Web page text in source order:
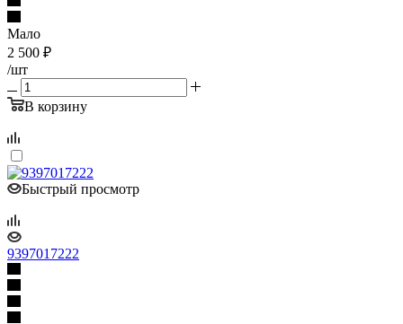
Мало
2 500 ₽
/шт
В корзину
Быстрый просмотр
9397017222